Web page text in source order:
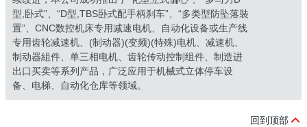
型,卧式”、“D型,TBS卧式配手柄刹车”、“多类型防坠落裝
置”、CNC数控机床专用减速电机、自动化设备或生产线
专用齿轮减速机、(制动器)(变频)(特殊)电机、减速机、
制动器組件、单三相电机、齿轮传动控制组件、制造进
出口买卖等系列产品，广泛应用于机械式立体停车设
备、电梯、自动化仓库等领域。
回到顶部